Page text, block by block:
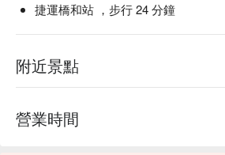
捷運橋和站 ，步行 24 分鐘
附近景點
營業時間